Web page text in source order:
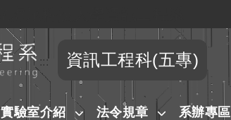
跳到主要內容
::: 資訊工程科(五專)
實驗室介紹 法令規章 系辦專區